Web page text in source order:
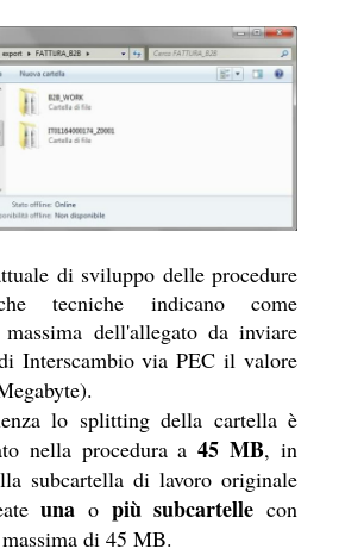
di sviluppo delle procedure
tecniche indicano come
massima dell'allegato da inviare
Interscambio via PEC il valore
lo splitting della cartella è
nella procedura a45 MB, in
subcartella di lavoro originale
una o più subcartelle con
di 45 MB.